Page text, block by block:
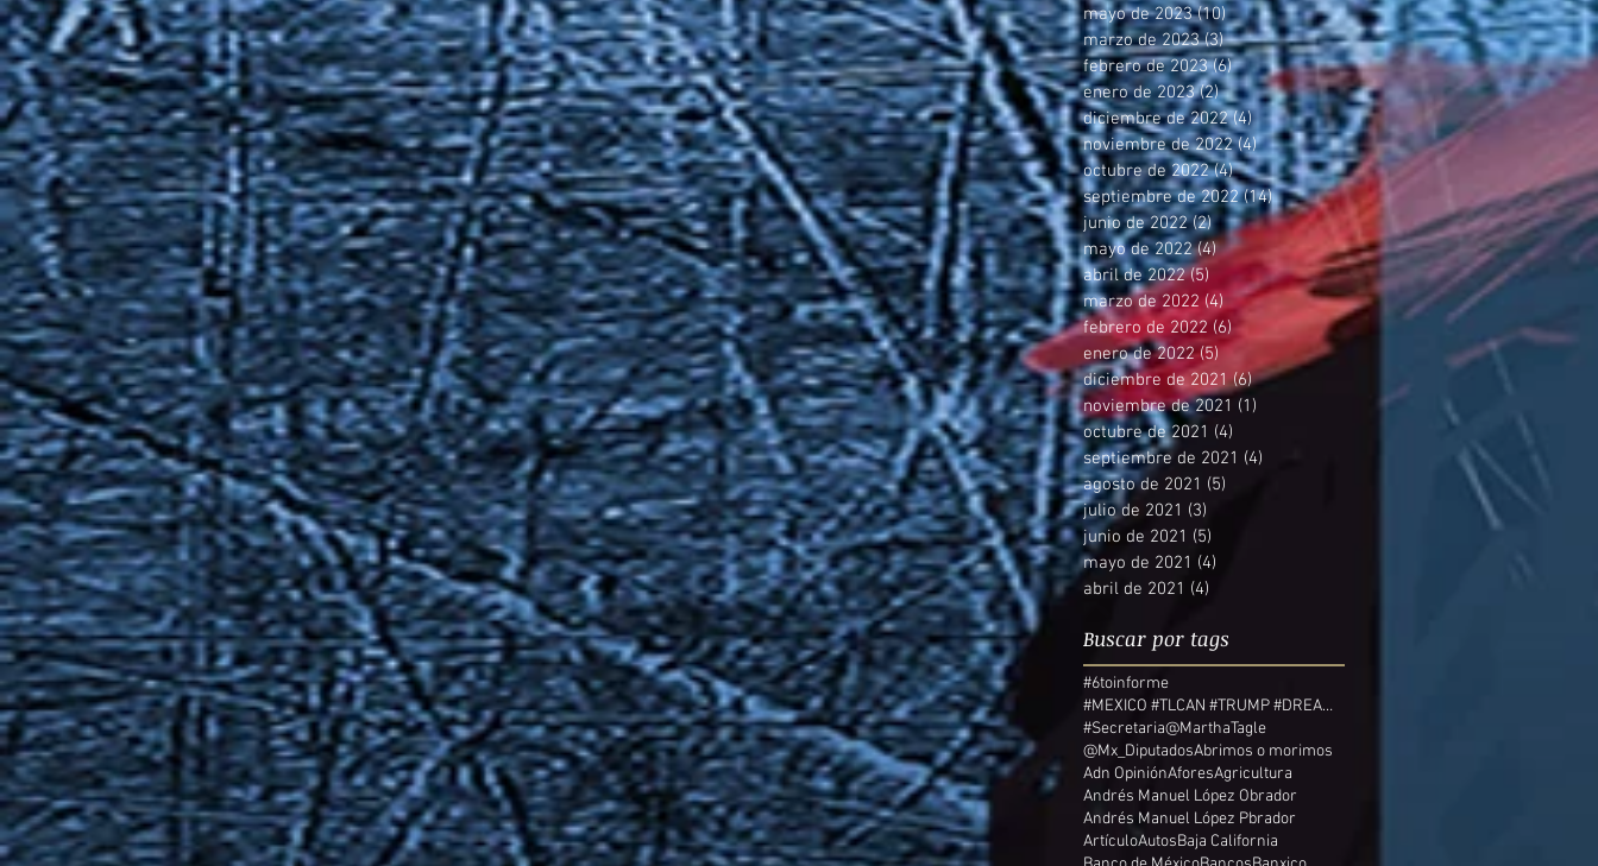
mayo de 2023 (10)10 entradas
marzo de 2023 (3)3 entradas
febrero de 2023 (6)6 entradas
enero de 2023 (2)2 entradas
diciembre de 2022 (4)4 entradas
noviembre de 2022 (4)4 entradas
octubre de 2022 (4)4 entradas
septiembre de 2022 (14)14 entradas
junio de 2022 (2)2 entradas
mayo de 2022 (4)4 entradas
abril de 2022 (5) 5 entradas
marzo de 2022 (4) 4 entradas
febrero de 2022 (6) 6 entradas
enero de 2022 (5)5 entradas
diciembre de 2021 (6)6 entradas
noviembre de 2021 (1)
octubre de 2021 (4)
septiembre de 2021 (4)
agosto de 2021 (5)
julio de 2021 (3)
junio de 2021 (5)
mayo de 2021 (4)
abril de 2021 (4)
Buscar por tags
#6toinforme
#MEXICO #TLCAN #TRUMP #DREAMERS
#Secretaria@MarthaTagle
@Mx_DiputadosAbrimos o morimos
Adn OpiniónAforesAgricultura
Andrés Manuel López Obrador
Andrés Manuel López Pbrador
ArtículoAutosBaja California